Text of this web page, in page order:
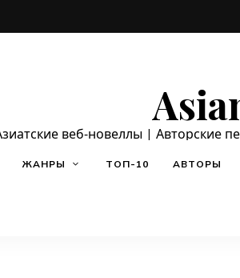
веб-новеллы | Авторские
ЖАНРЫ ТОП-10 АВТОРЫ